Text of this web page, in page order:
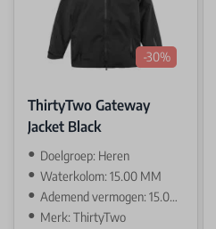
-30%
ThirtyTwo Gateway
Jacket Black
Doelgroep: Heren
Waterkolom: 15.00 MM
Ademend vermogen: 15.00 GR
Merk: ThirtyTwo